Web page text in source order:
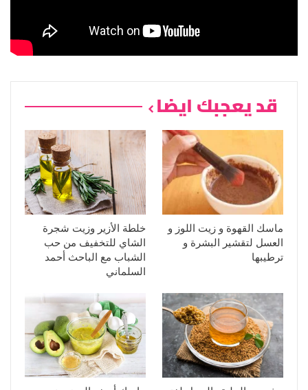
قد يعجبك ايضا
ماسك القهوة و زيت اللوز و
العسل لتقشير البشرة و
ترطيبها
خلطة الأزير وزيت شجرة
الشاي للتخفيف من حب
الشباب مع الباحث أحمد
السلماني